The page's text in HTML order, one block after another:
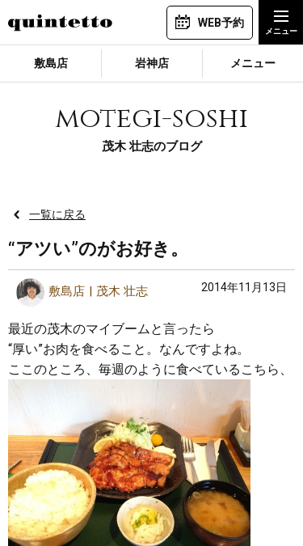
WEB予約
敷島店 岩神店 メニュー
motegi-soshi
茂木 壮志のブログ
一覧に戻る
“アツい”のがお好き。
敷島店 茂木 壮志 2014年11月13日
最近の茂木のマイブームと言ったら
“厚い”お肉を食べること。なんですよね。
ここのところ、毎週のように食べているこちら、